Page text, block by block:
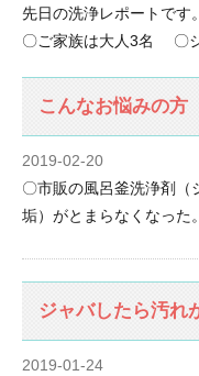
先日の洗浄レポートで
〇ご家族は大人3名 〇
こんなお悩みの方
2019-02-20
〇市販の風呂釜洗浄剤（
垢）がとまらなくなった
ジャバしたら汚れ
2019-01-24